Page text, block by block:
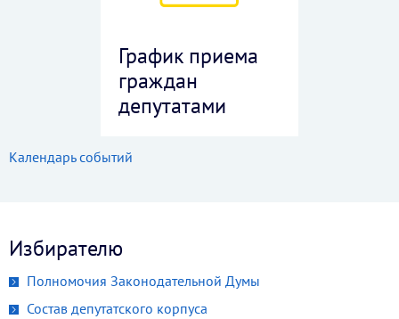
График приема
граждан
депутатами
Календарь событий
Избирателю
Полномочия Законодательной Думы
Состав депутатского корпуса